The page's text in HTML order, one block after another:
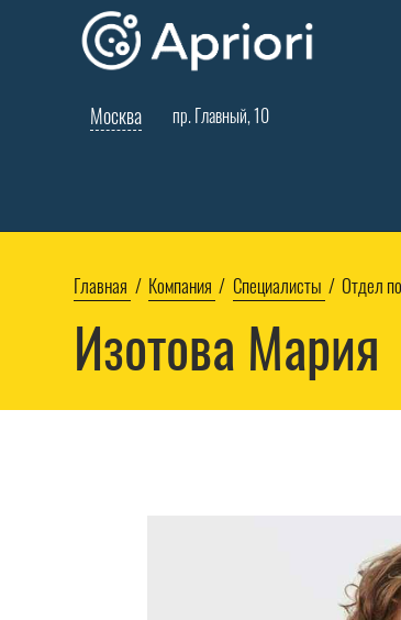
Москва пр. Главный, 10
Главная Компания Специалисты Отдел
Изотова Мария